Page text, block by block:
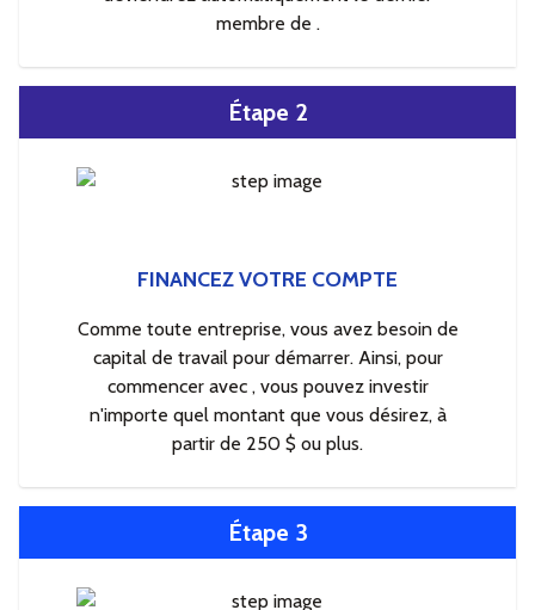
membre de .
Étape 2
FINANCEZ VOTRE COMPTE
Comme toute entreprise, vous avez besoin de
capital de travail pour démarrer. Ainsi, pour
commencer avec , vous pouvez investir
n'importe quel montant que vous désirez, à
partir de 250 $ ou plus.
Étape 3